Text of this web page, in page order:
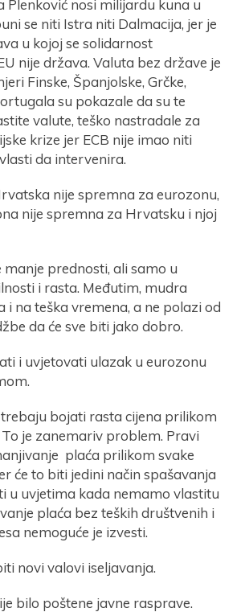
Plenković nosi milijardu kuna u
se niti Istra niti Dalmacija, jer je
u kojoj se solidarnost
nije država. Valuta bez države je
Finske, Španjolske, Grčke,
su pokazale da su te
valute, teško nastradale za
krize jer ECB nije imao niti
da intervenira.
nije spremna za eurozonu,
nije spremna za Hrvatsku i njoj
manje prednosti, ali samo u
i rasta. Međutim, mudra
i na teška vremena, a ne polazi od
da će sve biti jako dobro.
i uvjetovati ulazak u eurozonu
trebaju bojati rasta cijena prilikom
je zanemariv problem. Pravi
plaća prilikom svake
će to biti jedini način spašavanja
u uvjetima kada nemamo vlastitu
plaća bez teških društvenih i
nemoguće je izvesti.
novi valovi iseljavanja.
bilo poštene javne rasprave.